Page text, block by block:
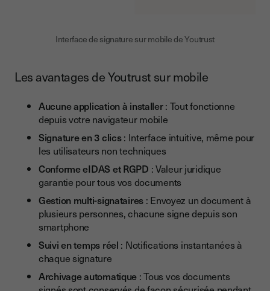
Interface de signature sur mobile de Youtrust
Les avantages de Youtrust sur mobile
Aucune application à installer: Tout fonctionne
depuis votre navigateur mobile
Signature en 3 clics: Interface intuitive, même pour
les utilisateurs non techniques
Conforme eIDAS et RGPD : Valeur juridique
garantie pour tous vos documents
Gestion multi-signataires : Envoyez un document à
plusieurs personnes, chacune signe depuis son
smartphone
Suivi en temps réel : Notifications instantanées à
chaque signature
Archivage automatique : Tous vos documents